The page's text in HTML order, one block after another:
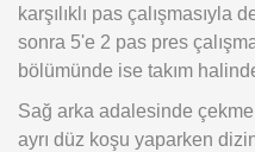
karşılıklı pas çalışmasıyla
sonra 5'e 2 pas pres
bölümünde ise takım
Sağ arka adalesinde
ayrı düz koşu yaparken